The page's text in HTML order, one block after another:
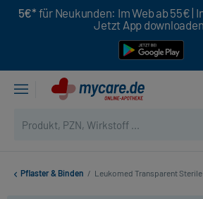
5€* für Neukunden: Im Web ab 55€ |
Jetzt App downloaden
Pflaster & Binden / Leukomed Transparent